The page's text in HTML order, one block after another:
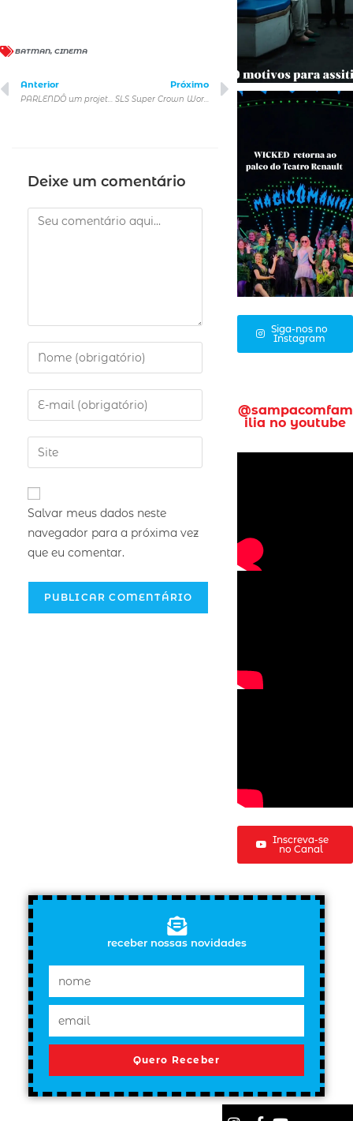
BATMAN, CINEMA
Anterior Próximo
SLS Super Crown World Championship no Ginásio do Ibirapuera
Deixe um comentário
Salvar meus dados neste
navegador para a próxima vez
que eu comentar.
Siga-nos no
Instagram
@sampacomfam
ilia no youtube
Inscreva-se
no Canal
receber nossas novidades
Quero Receber